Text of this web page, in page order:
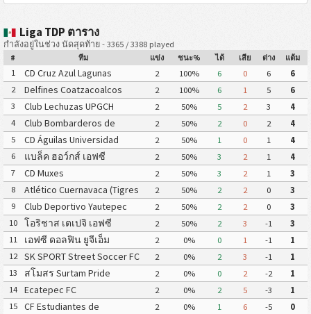
Liga TDP ตาราง
กำลังอยู่ในช่วง นัดสุดท้าย - 3365 / 3388 played
# ทีม แข่ง ชนะ% ได้ เสีย ต่าง แต้ม
1 CD Cruz Azul Lagunas 2 100% 6 0 6
6
2
Delfines Coatzacoalcos 2 100% 6 1 5
6
3
Club Lechuzas UPGCH 2 50% 5 2 3
4
4
Club Bombarderos de
Tecámac
2 50% 2 0 2
4
5
CD Águilas Universidad
Autónoma de Guerrero
2 50% 1 0 1
4
6
แบล็ค ฮอว์กส์ เอฟซี 2 50% 3 2 1
4
7
CD Muxes 2 50% 3 2 1
3
8
Atlético Cuernavaca (Tigres
Yautepec)
2 50% 2 2 0
3
9
Club Deportivo Yautepec 2 50% 2 2 0
3
10
โอริชาส เตเปจิ เอฟซี 2 50% 2 3 -1
3
11
เอฟซี ดอลฟิน ยูจีเอ็ม 2 0% 0 1 -1
1
12
SK SPORT Street Soccer FC 2 0% 2 3 -1
1
13
สโมสร Surtam Pride 2 0% 0 2 -2
1
14
Ecatepec FC 2 0% 2 5 -3
1
15
CF Estudiantes de
2 0% 1 6 -5
0